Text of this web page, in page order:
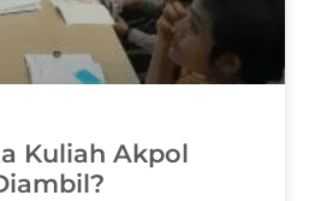
Kuliah Akpol